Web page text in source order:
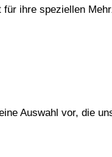
für ihre speziellen
Auswahl vor, die